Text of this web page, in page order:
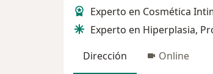
Experto en Cosmética
Experto en Hiperplasia,
Dirección
Online